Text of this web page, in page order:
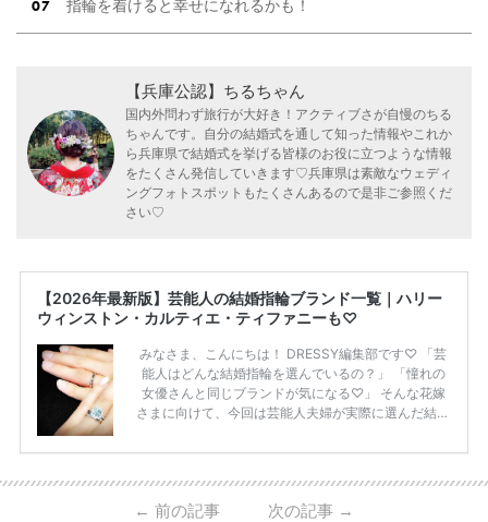
指輪を着けると幸せになれるかも！
【兵庫公認】ちるちゃん
国内外問わず旅行が大好き！アクティブさが自慢のちる
ちゃんです。自分の結婚式を通して知った情報やこれか
ら兵庫県で結婚式を挙げる皆様のお役に立つような情報
をたくさん発信していきます♡兵庫県は素敵なウェディ
ングフォトスポットもたくさんあるので是非ご参照くだ
さい♡
【2026年最新版】芸能人の結婚指輪ブランド一覧｜ハリー
ウィンストン・カルティエ・ティファニーも♡
みなさま、こんにちは！ DRESSY編集部です♡ 「芸
能人はどんな結婚指輪を選んでいるの？」 「憧れの
女優さんと同じブランドが気になる♡」 そんな花嫁
さまに向けて、今回は芸能人夫婦が実際に選んだ結婚
ーウィンストンやカルティエ、ティファニーなど世界
日本で人気のブランドまで幅広くご紹介。 さらに、
・愛用している芸能人夫婦 ・リングの特徴や魅力 ・
← 前の記事 次の記事 →